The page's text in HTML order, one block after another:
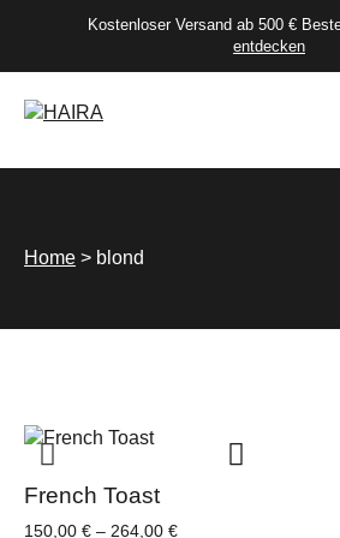
Kostenloser Versand ab 500 €
entdecken
Home > blond
French Toast
150,00 € – 264,00 €Preisspanne: